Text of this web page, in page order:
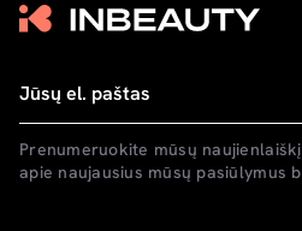
Prenumeruokite mūsų
apie naujausius mūsų pasiūlymus